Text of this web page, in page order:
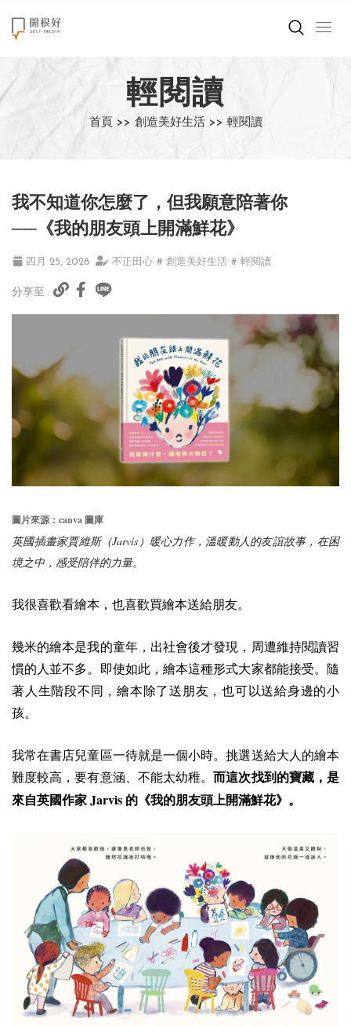
來點正能量
世界在想什麼
創造美好生活
職場商業經濟
影片專區
關於我們
輕閱讀
首頁 >> 創造美好生活 >> 輕閱讀
我不知道你怎麼了，但我願意陪著你
──《我的朋友頭上開滿鮮花》
四月 25, 2026 不正田心 # 創造美好生活 # 輕閱讀
分享至 :
圖片來源： canva 圖庫
英國插畫家賈維斯（Jarvis ）暖心力作，溫暖動人的友誼故事，在困
境之中，感受陪伴的力量。
我很喜歡看繪本，也喜歡買繪本送給朋友。
幾米的繪本是我的童年，出社會後才發現，周遭維持閱讀習
慣的人並不多。即使如此，繪本這種形式大家都能接受。隨
著人生階段不同，繪本除了送朋友，也可以送給身邊的小
孩。
我常在書店兒童區一待就是一個小時。挑選送給大人的繪本
難度較高，要有意涵、不能太幼稚。而這次找到的寶藏，是
來自英國作家 Jarvis 的《我的朋友頭上開滿鮮花》。